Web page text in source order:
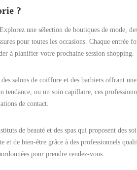
?
Explorez une sélection de boutiques de mode,
pour toutes les occasions. Chaque
à planifier votre prochaine session shopping.
salons de coiffure et des barbiers offrant
tendance, ou un soin capillaire, ces
de contact.
de beauté et des spas qui proposent des
et de bien-être grâce à des professionnels
pour prendre rendez-vous.